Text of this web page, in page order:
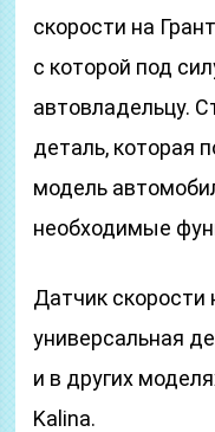
скорости на
с которой под
автовладельцу.
деталь, которая
модель
необходимые
Датчик скорости
универсальная
и в других
Kalina.